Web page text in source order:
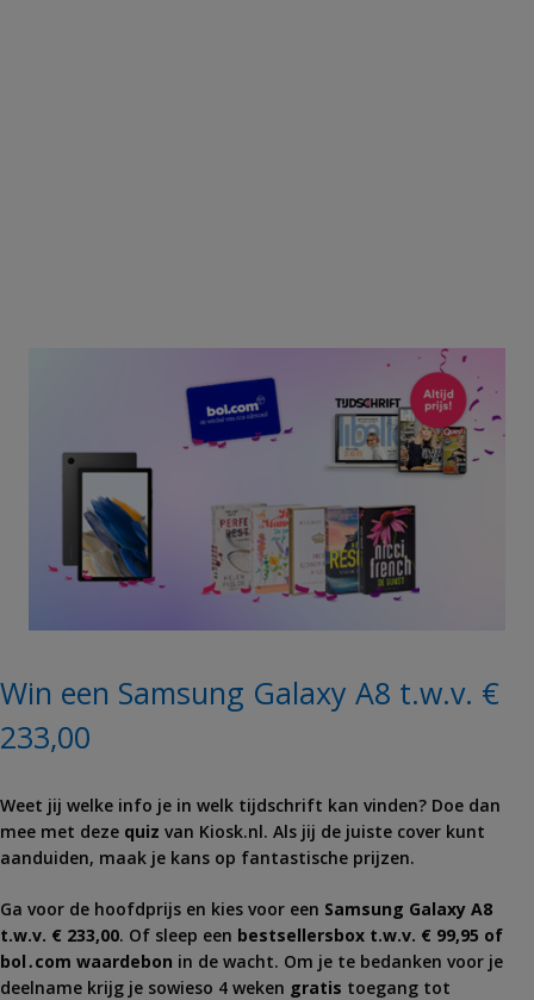
Win een Samsung Galaxy A8 t.w.v. €
233,00
Weet jij welke info je in welk tijdschrift kan vinden? Doe dan
mee met deze quiz van Kiosk.nl. Als jij de juiste cover kunt
aanduiden, maak je kans op fantastische prijzen.
Ga voor de hoofdprijs en kies voor een Samsung Galaxy A8
t.w.v. € 233,00. Of sleep een bestsellersbox t.w.v. € 99,95 of
bol․com waardebon in de wacht. Om je te bedanken voor je
deelname krijg je sowieso 4 weken gratis toegang tot